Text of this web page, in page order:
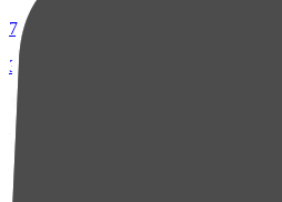
71
3
FW 10
カルリーニョス ジュニオ